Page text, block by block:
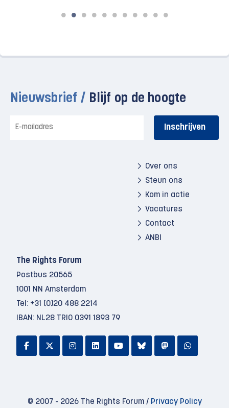
Nieuwsbrief / Blijf op de hoogte
mailadres
Over ons
Steun ons
Kom in actie
Vacatures
Contact
ANBI
The Rights Forum
Postbus 20565
1001 NN Amsterdam
Tel: +31 (0)20 488 2214
IBAN: NL28 TRIO 0391 1893 79
© 2007 - 2026 The Rights Forum / Privacy Policy